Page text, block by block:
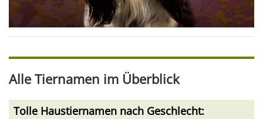
Alle Tiernamen im Überblick
Tolle Haustiernamen nach Geschlecht: